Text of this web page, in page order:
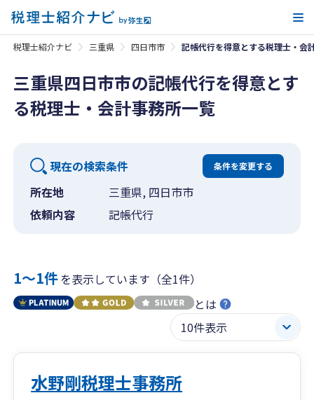
税理士紹介ナビ 三重県 四日市市 記帳代行を得意とする税理士・会
三重県四日市市の記帳代行を得意とす
る税理士・会計事務所一覧
現在の検索条件 条件を変更する
所在地
三重県, 四日市市
依頼内容
記帳代行
1〜1件を表示しています（全1件）
とは
水野剛税理士事務所